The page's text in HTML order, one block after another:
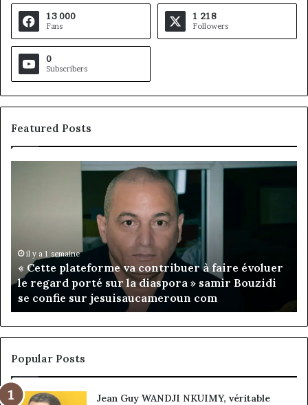
13 000
Fans
1 218
Followers
0
Subscribers
Featured Posts
prend
présidence
du
conseil,
Jean-
Emmanuel
Pondi
nommé
vice-
président
il y a 23 heures
Fondation MTN Cameroun : Rose Leke prend la
présidence du conseil, Jean-Emmanuel Pondi
nommé vice-président
de
la
Popular Posts
Jean Guy WANDJI NKUIMY, véritable